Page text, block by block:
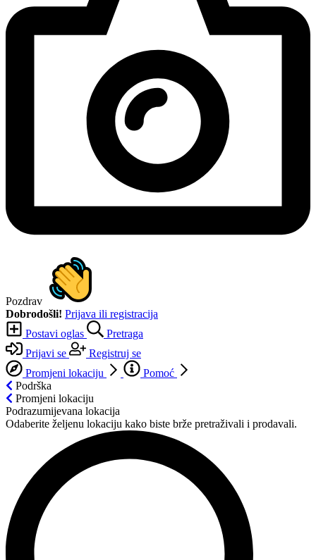
Pozdrav
Dobrodošli! Prijava ili registracija
Postavi oglas
Pretraga
Prijavi se
Registruj se
Promjeni lokaciju
Pomoć
Podrška
Promjeni lokaciju
Podrazumijevana lokacija
Odaberite željenu lokaciju kako biste brže pretraživali i prodavali.